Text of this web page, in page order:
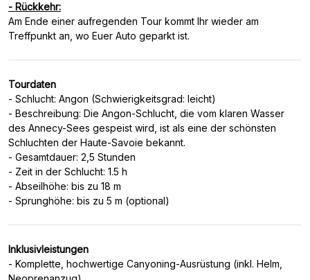
- Rückkehr:
Am Ende einer aufregenden Tour kommt Ihr wieder am
Tourdaten
- Schlucht: Angon (Schwierigkeitsgrad: leicht)
- Beschreibung: Die Angon-Schlucht, die vom klaren Wasser
des Annecy-Sees gespeist wird, ist als eine der schönsten
Schluchten der Haute-Savoie bekannt.
- Gesamtdauer: 2,5 Stunden
- Zeit in der Schlucht: 1.5 h
- Abseilhöhe: bis zu 18 m
Inklusivleistungen
- Komplette, hochwertige Canyoning-Ausrüstung (inkl. Helm,